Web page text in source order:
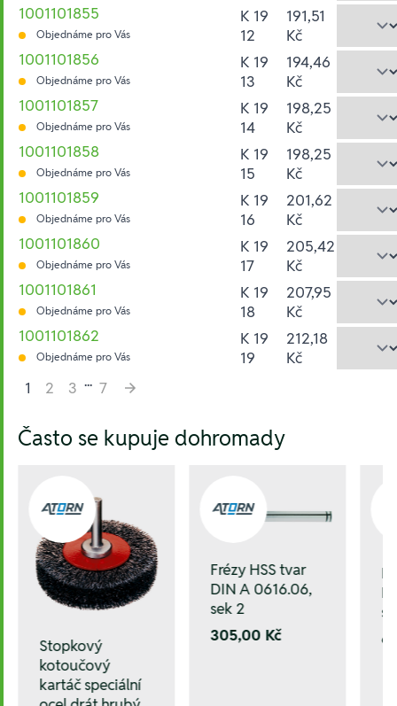
1001101855
Objednáme pro Vás
K 19
12
191,51
Kč
1001101856
Objednáme pro Vás
K 19
13
194,46
Kč
1001101857
Objednáme pro Vás
K 19
14
198,25
Kč
1001101858
Objednáme pro Vás
K 19
15
198,25
Kč
1001101859
Objednáme pro Vás
K 19
16
201,62
Kč
1001101860
Objednáme pro Vás
K 19
17
205,42
Kč
1001101861
Objednáme pro Vás
K 19
18
207,95
Kč
1001101862
Objednáme pro Vás
K 19
19
212,18
Kč
1
2 3 ... 7
Často se kupuje dohromady
Stopkový
kotoučový
kartáč speciální
Frézy HSS tvar
DIN A 0616.06,
sek 2
305,00 Kč